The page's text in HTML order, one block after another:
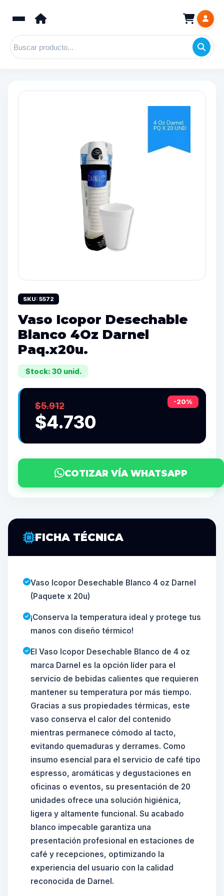
SKU: 5572
Vaso Icopor Desechable
Blanco 4Oz Darnel
Paq.x20u.
Stock: 30 unid.
-20%
$5.912
$4.730
COTIZAR VÍA WHATSAPP
FICHA TÉCNICA
Vaso Icopor Desechable Blanco 4 oz Darnel
(Paquete x 20u)
¡Conserva la temperatura ideal y protege tus
manos con diseño térmico!
El Vaso Icopor Desechable Blanco de 4 oz
marca Darnel es la opción líder para el
servicio de bebidas calientes que requieren
mantener su temperatura por más tiempo.
Gracias a sus propiedades térmicas, este
vaso conserva el calor del contenido
mientras permanece cómodo al tacto,
evitando quemaduras y derrames. Como
insumo esencial para el servicio de café tipo
espresso, aromáticas y degustaciones en
oficinas o eventos, su presentación de 20
unidades ofrece una solución higiénica,
ligera y altamente funcional. Su acabado
blanco impecable garantiza una
presentación profesional en estaciones de
café y recepciones, optimizando la
experiencia del usuario con la calidad
reconocida de Darnel.